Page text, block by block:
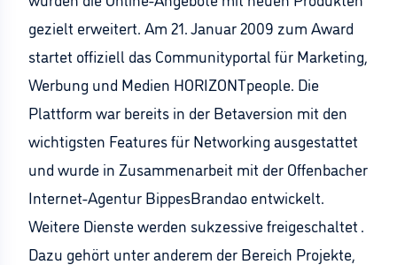
gezielt erweitert. Am 21. Januar 2009 zum Award
startet offiziell das Communityportal für Marketing,
Werbung und Medien HORIZONTpeople. Die
Plattform war bereits in der Betaversion mit den
wichtigsten Features für Networking ausgestattet
und wurde in Zusammenarbeit mit der Offenbacher
Internet-Agentur BippesBrandao entwickelt.
Weitere Dienste werden sukzessive freigeschaltet .
Dazu gehört unter anderem der Bereich Projekte,